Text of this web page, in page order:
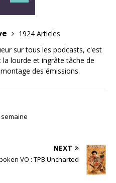
1924 Articles
sur tous les podcasts, c'est
lourde et ingrâte tâche de
des émissions.
NEXT
VO : TPB Uncharted